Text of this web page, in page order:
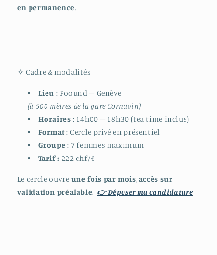
en permanence.
✧ Cadre & modalités
Lieu : Foound – Genève
(à 500 mètres de la gare Cornavin)
Horaires : 14h00 – 18h30 (tea time inclus)
Format: Cercle privé en présentiel
Groupe : 7 femmes maximum
Tarif : 222 chf/€
Le cercle ouvre une fois par mois, accès sur
validation préalable. 👉 Déposer ma candidature